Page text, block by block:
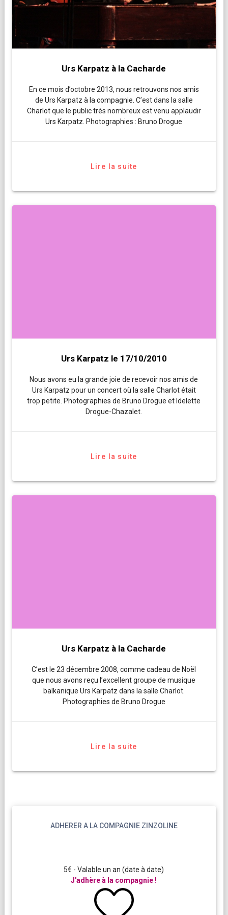
Urs Karpatz à la Cacharde
En ce mois d’octobre 2013, nous retrouvons nos amis
de Urs Karpatz à la compagnie. C’est dans la salle
Charlot que le public très nombreux est venu applaudir
Urs Karpatz. Photographies : Bruno Drogue
Lire la suite
Urs Karpatz le 17/10/2010
Nous avons eu la grande joie de recevoir nos amis de
Urs Karpatz pour un concert où la salle Charlot était
trop petite. Photographies de Bruno Drogue et Idelette
Drogue-Chazalet.
Lire la suite
Urs Karpatz à la Cacharde
C’est le 23 décembre 2008, comme cadeau de Noël
que nous avons reçu l’excellent groupe de musique
balkanique Urs Karpatz dans la salle Charlot.
Photographies de Bruno Drogue
Lire la suite
ADHERER A LA COMPAGNIE ZINZOLINE
5€ - Valable un an (date à date)
J'adhère à la compagnie !